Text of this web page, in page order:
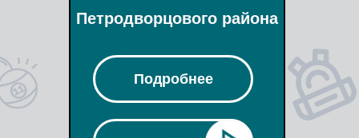
Петродворцового района
Подробнее